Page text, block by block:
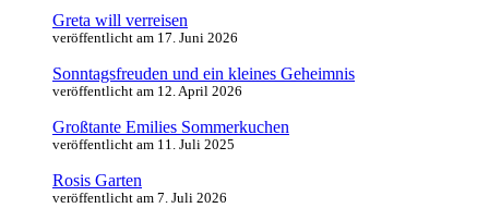
Greta will verreisen
veröffentlicht am 17. Juni 2026
Sonntagsfreuden und ein kleines Geheimnis
veröffentlicht am 12. April 2026
Großtante Emilies Sommerkuchen
veröffentlicht am 11. Juli 2025
Rosis Garten
veröffentlicht am 7. Juli 2026